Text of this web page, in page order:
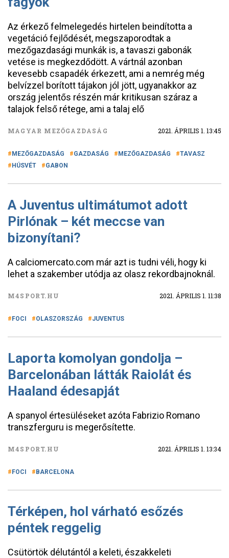
Az érkező felmelegedés hirtelen beindította a
vegetáció fejlődését, megszaporodtak a
mezőgazdasági munkák is, a tavaszi gabonák
vetése is megkezdődött. A vártnál azonban
kevesebb csapadék érkezett, ami a nemrég még
belvízzel borított tájakon jól jött, ugyanakkor az
ország jelentős részén már kritikusan száraz a
talajok felső rétege, ami a talaj elő
MAGYAR MEZŐGAZDASÁG 2021. ÁPRILIS 1. 13:45
MEZŐGAZDASÁG GAZDASÁG MEZŐGAZDASÁG
TAVASZ
HÚSVÉT
GABON
A Juventus ultimátumot adott
Pirlónak – két meccse van
bizonyítani?
A calciomercato.com már azt is tudni véli, hogy ki
lehet a szakember utódja az olasz rekordbajnoknál.
M4SPORT.HU 2021. ÁPRILIS 1. 11:38
FOCI OLASZORSZÁG JUVENTUS
Laporta komolyan gondolja –
Barcelonában látták Raiolát és
Haaland édesapját
A spanyol értesüléseket azóta Fabrizio Romano
transzferguru is megerősítette.
M4SPORT.HU 2021. ÁPRILIS 1. 13:34
FOCI BARCELONA
Térképen, hol várható esőzés
péntek reggelig
Csütörtök délutántól a keleti, északkeleti